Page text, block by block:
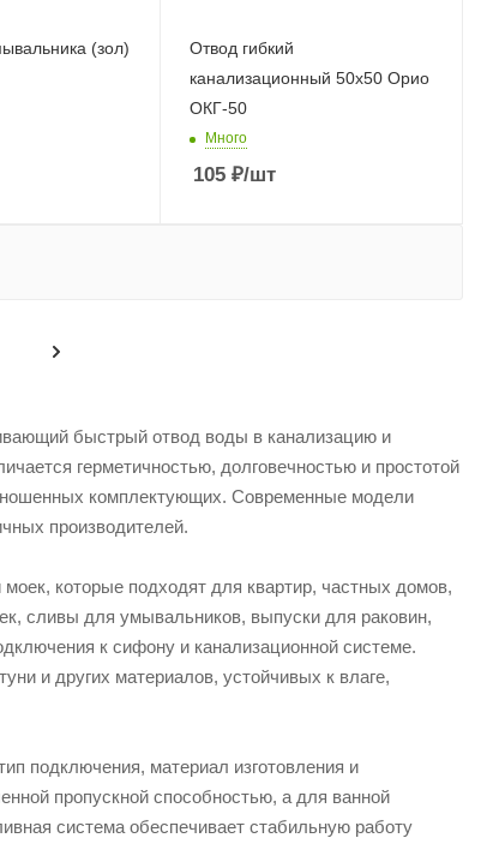
(зол)
Отвод гибкий
канализационный 50х50 Орио
ОКГ-50
Много
105 ₽/шт
быстрый отвод воды в канализацию и
герметичностью, долговечностью и простотой
комплектующих. Современные модели
производителей.
которые подходят для квартир, частных домов,
сливы для умывальников, выпуски для раковин,
к сифону и канализационной системе.
и других материалов, устойчивых к влаге,
подключения, материал изготовления и
пропускной способностью, а для ванной
система обеспечивает стабильную работу